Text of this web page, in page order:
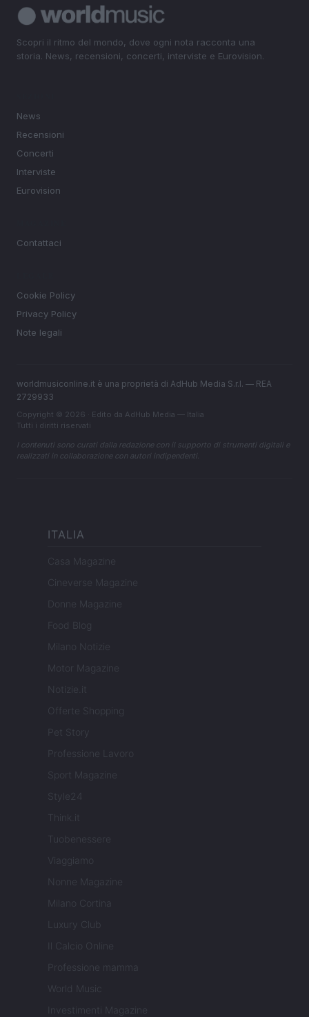
Scopri il ritmo del mondo, dove ogni nota racconta una
storia. News, recensioni, concerti, interviste e Eurovision.
News
Recensioni
Concerti
Interviste
Eurovision
Contattaci
Cookie Policy
Privacy Policy
Note legali
worldmusiconline.it è una proprietà di AdHub Media S.r.l. — REA
2729933
Copyright © 2026 · Edito da AdHub Media — Italia
Tutti i diritti riservati
I contenuti sono curati dalla redazione con il supporto di strumenti digitali e
realizzati in collaborazione con autori indipendenti.
ITALIA
Casa Magazine
Cineverse Magazine
Donne Magazine
Food Blog
Milano Notizie
Motor Magazine
Notizie.it
Offerte Shopping
Pet Story
Professione Lavoro
Sport Magazine
Style24
Think.it
Tuobenessere
Viaggiamo
Nonne Magazine
Milano Cortina
Luxury Club
Il Calcio Online
Professione mamma
World Music
Investimenti Magazine